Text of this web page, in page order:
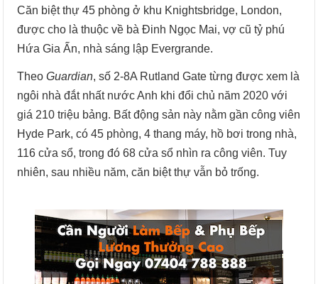
Căn biệt thự 45 phòng ở khu Knightsbridge, London,
được cho là thuộc về bà Đinh Ngọc Mai, vợ cũ tỷ phú
Hứa Gia Ấn, nhà sáng lập Evergrande.
TheoGuardian, số 2-8A Rutland Gate từng được xem là
ngôi nhà đắt nhất nước Anh khi đổi chủ năm 2020 với
giá 210 triệu bảng. Bất động sản này nằm gần công viên
Hyde Park, có 45 phòng, 4 thang máy, hồ bơi trong nhà,
116 cửa sổ, trong đó 68 cửa sổ nhìn ra công viên. Tuy
nhiên, sau nhiều năm, căn biệt thự vẫn bỏ trống.